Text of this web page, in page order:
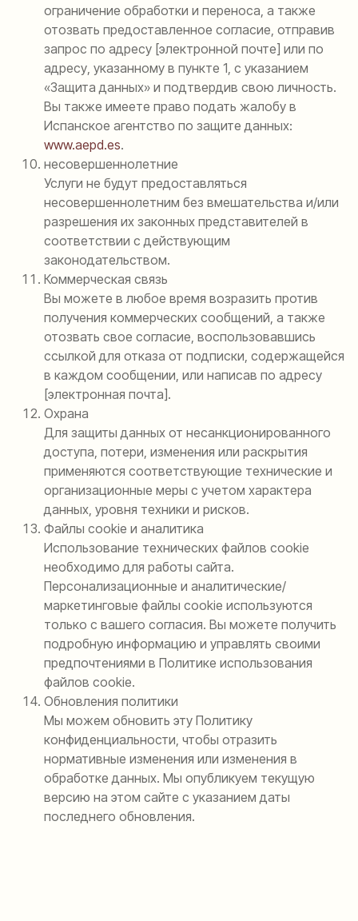
ограничение обработки и переноса, а также
отозвать предоставленное согласие, отправив
запрос по адресу [электронной почте] или по
адресу, указанному в пункте 1, с указанием
«Защита данных» и подтвердив свою личность.
Вы также имеете право подать жалобу в
Испанское агентство по защите данных:
www.aepd.es.
несовершеннолетние
Услуги не будут предоставляться
несовершеннолетним без вмешательства и/или
разрешения их законных представителей в
соответствии с действующим
законодательством.
Коммерческая связь
Вы можете в любое время возразить против
получения коммерческих сообщений, а также
отозвать свое согласие, воспользовавшись
ссылкой для отказа от подписки, содержащейся
в каждом сообщении, или написав по адресу
[электронная почта].
Охрана
Для защиты данных от несанкционированного
доступа, потери, изменения или раскрытия
применяются соответствующие технические и
организационные меры с учетом характера
данных, уровня техники и рисков.
Файлы cookie и аналитика
Использование технических файлов cookie
необходимо для работы сайта.
Персонализационные и аналитические/
маркетинговые файлы cookie используются
только с вашего согласия. Вы можете получить
подробную информацию и управлять своими
предпочтениями в Политике использования
файлов cookie.
Обновления политики
Мы можем обновить эту Политику
конфиденциальности, чтобы отразить
нормативные изменения или изменения в
обработке данных. Мы опубликуем текущую
версию на этом сайте с указанием даты
последнего обновления.